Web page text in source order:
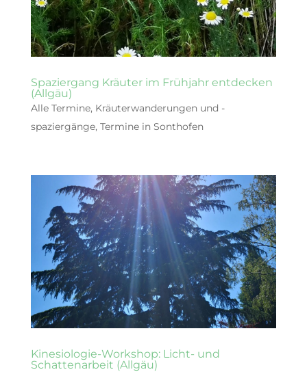
Spaziergang Kräuter im Frühjahr entdecken
(Allgäu)
Alle Termine, Kräuterwanderungen und -
spaziergänge, Termine in Sonthofen
Kinesiologie-Workshop: Licht- und
Schattenarbeit (Allgäu)